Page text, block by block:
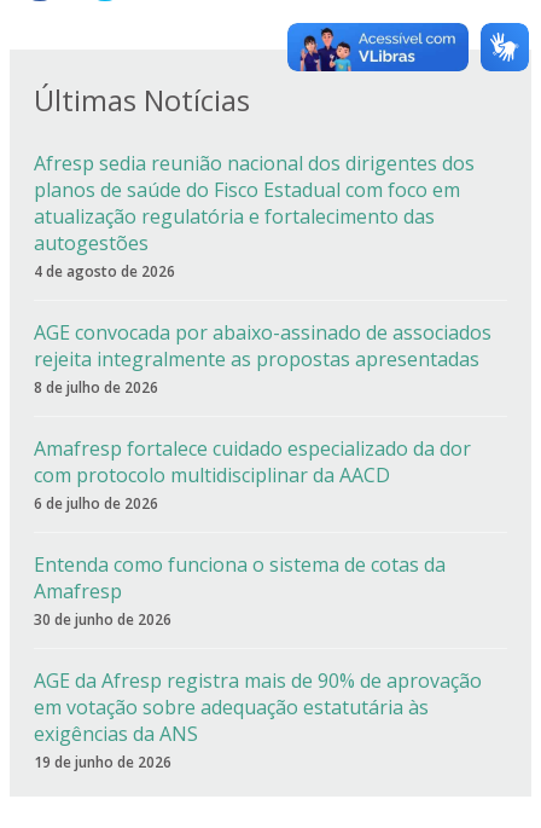
Últimas Notícias
Afresp sedia reunião nacional dos dirigentes dos
planos de saúde do Fisco Estadual com foco em
atualização regulatória e fortalecimento das
autogestões
4 de agosto de 2026
AGE convocada por abaixo-assinado de associados
rejeita integralmente as propostas apresentadas
8 de julho de 2026
Amafresp fortalece cuidado especializado da dor
com protocolo multidisciplinar da AACD
6 de julho de 2026
Entenda como funciona o sistema de cotas da
Amafresp
30 de junho de 2026
AGE da Afresp registra mais de 90% de aprovação
em votação sobre adequação estatutária às
exigências da ANS
19 de junho de 2026